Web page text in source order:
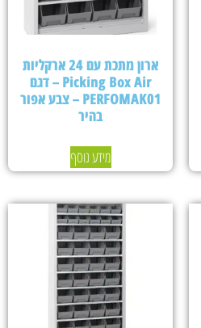
ארון מתכת עם 24 ארקליות
Picking Box Air – דגם
PERFOMAK01 – צבע אפור
בהיר
מידע נוסף